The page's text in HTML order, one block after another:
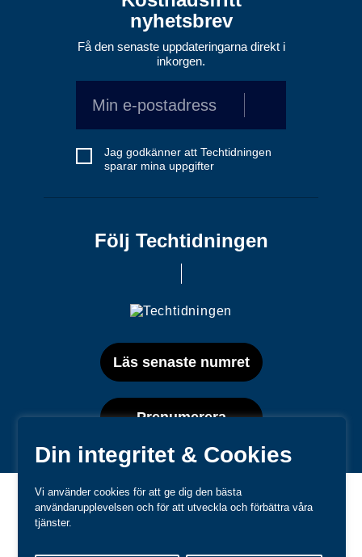
Din integritet & Cookies
Vi använder cookies för att ge dig den bästa
användarupplevelsen och för att utveckla och förbättra våra
tjänster.
nyhetsbrev
Få den senaste uppdateringarna direkt i
inkorgen.
Jag godkänner att Techtidningen
sparar mina uppgifter
Följ Techtidningen
Läs senaste numret
Prenumerera